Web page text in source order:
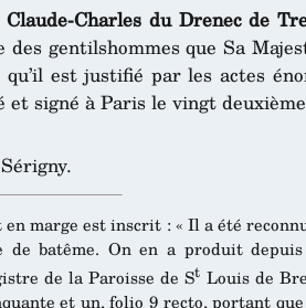
Claude-Charles du Drenec de
gentilshommes que Sa
est justifié par les actes
et signé à Paris le vingt
marge est inscrit : « Il a été
de batême. On en a produit
de la Paroisse de St Louis de
et un, folio 9 recto, portant